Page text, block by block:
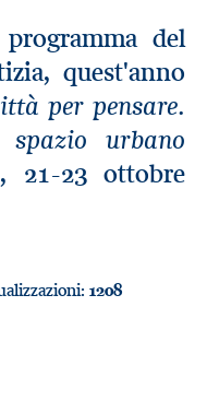
del
quest'anno
per pensare.
urbano
21-23 ottobre
1208